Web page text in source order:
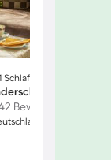
Schlafzimmer
Bewertungen)